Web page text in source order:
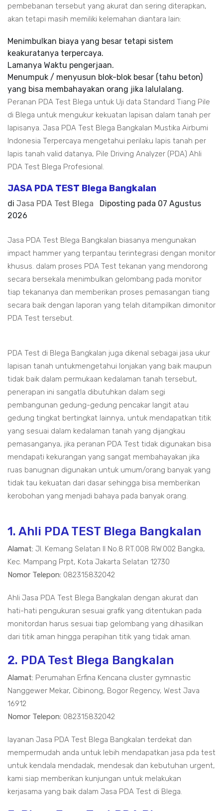
pembebanan tersebut yang akurat dan sering diterapkan,
akan tetapi masih memiliki kelemahan diantara lain:
Menimbulkan biaya yang besar tetapi sistem
keakuratanya terpercaya.
Lamanya Waktu pengerjaan.
Menumpuk / menyusun blok-blok besar (tahu beton)
yang bisa membahayakan orang jika lalulalang.
Peranan PDA Test Blega untuk Uji data Standard Tiang Pile
di Blega untuk mengukur kekuatan lapisan dalam tanah per
lapisanya. Jasa PDA Test Blega Bangkalan Mustika Airbumi
Indonesia Terpercaya mengetahui perilaku lapis tanah per
lapis tanah valid datanya, Pile Driving Analyzer (PDA) Ahli
PDA Test Blega Profesional.
JASA PDA TEST Blega Bangkalan
di Jasa PDA Test Blega Diposting pada 07 Agustus
2026
Jasa PDA Test Blega Bangkalan biasanya mengunakan
impact hammer yang terpantau terintegrasi dengan monitor
khusus. dalam proses PDA Test tekanan yang mendorong
secara bersekala menimbulkan gelombang pada monitor
tiap tekananya dan memberikan proses pemasangan tiang
secara baik dengan laporan yang telah ditampilkan dimonitor
PDA Test tersebut.
PDA Test di Blega Bangkalan juga dikenal sebagai jasa ukur
lapisan tanah untukmengetahui lonjakan yang baik maupun
tidak baik dalam permukaan kedalaman tanah tersebut,
penerapan ini sangatla dibutuhkan dalam segi
pembangunan gedung-gedung pencakar langit atau
gedung tingkat bertingkat lainnya, untuk mendapatkan titik
yang sesuai dalam kedalaman tanah yang dijangkau
pemasanganya, jika peranan PDA Test tidak digunakan bisa
mendapati kekurangan yang sangat membahayakan jika
ruas banugnan digunakan untuk umum/orang banyak yang
tidak tau kekuatan dari dasar sehingga bisa memberikan
kerobohan yang menjadi bahaya pada banyak orang.
1. Ahli PDA TEST Blega Bangkalan
Alamat: Jl. Kemang Selatan II No.8 RT.008 RW.002 Bangka,
Kec. Mampang Prpt, Kota Jakarta Selatan 12730
Nomor Telepon: 082315832042
Ahli Jasa PDA Test Blega Bangkalan dengan akurat dan
hati-hati pengukuran sesuai grafik yang ditentukan pada
monitordan harus sesuai tiap gelombang yang dihasilkan
dari titik aman hingga perapihan titik yang tidak aman.
2. PDA Test Blega Bangkalan
Alamat: Perumahan Erfina Kencana cluster gymnastic
Nanggewer Mekar, Cibinong, Bogor Regency, West Java
16912
Nomor Telepon: 082315832042
layanan Jasa PDA Test Blega Bangkalan terdekat dan
mempermudah anda untuk lebih mendapatkan jasa pda test
untuk kendala mendadak, mendesak dan kebutuhan urgent,
kami siap memberikan kunjungan untuk melakukan
kerjasama yang baik dalam Jasa PDA Test di Blega.